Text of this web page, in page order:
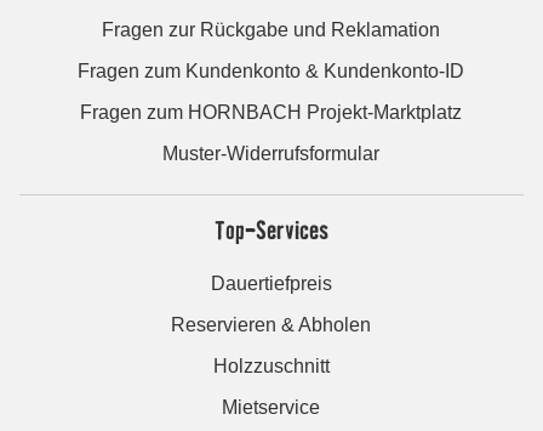
Fragen zur Rückgabe und Reklamation
Fragen zum Kundenkonto & Kundenkonto-ID
Fragen zum HORNBACH Projekt-Marktplatz
Muster-Widerrufsformular
Top-Services
Dauertiefpreis
Reservieren & Abholen
Holzzuschnitt
Mietservice